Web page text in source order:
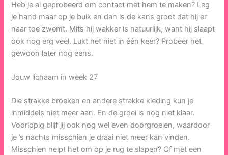
Heb je al geprobeerd om contact met hem te maken? Leg
je hand maar op je buik en dan is de kans groot dat hij er
naar toe zwemt. Mits hij wakker is natuurlijk, want hij slaapt
ook nog erg veel. Lukt het niet in één keer? Probeer het
gewoon later nog eens.
Jouw lichaam in week 27
Die strakke broeken en andere strakke kleding kun je
inmiddels niet meer aan. En de groei is nog niet klaar.
Voorlopig blijf jij ook nog wel even doorgroeien, waardoor
je ’s nachts misschien je draai niet meer kan vinden.
Misschien helpt het om op je rug te slapen? Of met een